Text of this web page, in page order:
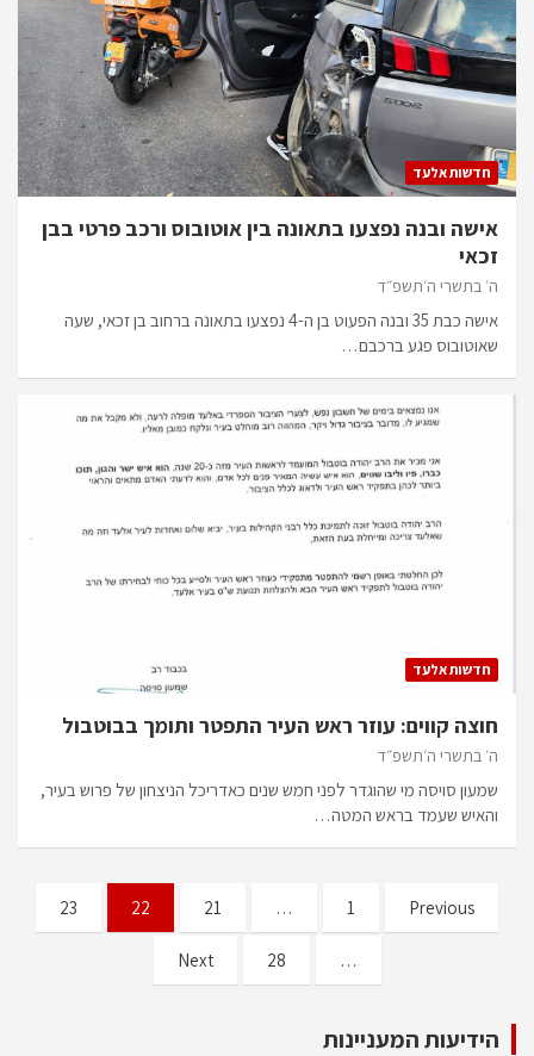
חדשות אלעד
אישה ובנה נפצעו בתאונה בין אוטובוס ורכב פרטי בבן
זכאי
ה׳ בתשרי ה׳תשפ״ד
אישה כבת 35 ובנה הפעוט בן ה-4 נפצעו בתאונה ברחוב בן זכאי, שעה
שאוטובוס פגע ברכבם…
חדשות אלעד
חוצה קווים: עוזר ראש העיר התפטר ותומך בבוטבול
ה׳ בתשרי ה׳תשפ״ד
שמעון סויסה מי שהוגדר לפני חמש שנים כאדריכל הניצחון של פרוש בעיר,
והאיש שעמד בראש המטה…
Posts
pagination
Previous
1
…
21
22
23
…
28
Next
הידיעות המעניינות